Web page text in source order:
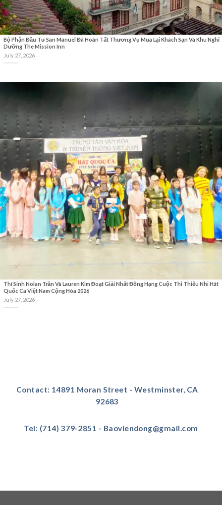
Bộ Phận Đầu Tư San Manuel Đã Hoàn Tất Thương Vụ Mua Lại Khách Sạn Và Khu Nghỉ
Dưỡng The Mission Inn
July 27, 2026
Thí Sinh Nolan Trần Và Lauren Kim Đoạt Giải Nhất Đồng Hạng Cuộc Thi Thiếu Nhi Hát
Quốc Ca Việt Nam Cộng Hòa 2026
July 27, 2026
Contact: 14891 Moran Street - Westminster, CA
92683
Tel: (714) 379-2851 - Baoviendong@gmail.com